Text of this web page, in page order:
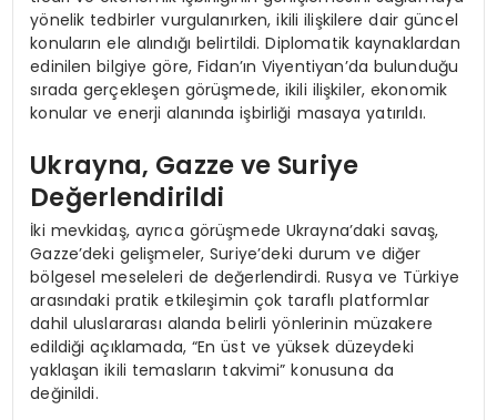
yönelik tedbirler vurgulanırken, ikili ilişkilere dair güncel
konuların ele alındığı belirtildi. Diplomatik kaynaklardan
edinilen bilgiye göre, Fidan’ın Viyentiyan’da bulunduğu
sırada gerçekleşen görüşmede, ikili ilişkiler, ekonomik
konular ve enerji alanında işbirliği masaya yatırıldı.
Ukrayna, Gazze ve Suriye
Değerlendirildi
İki mevkidaş, ayrıca görüşmede Ukrayna’daki savaş,
Gazze’deki gelişmeler, Suriye’deki durum ve diğer
bölgesel meseleleri de değerlendirdi. Rusya ve Türkiye
arasındaki pratik etkileşimin çok taraflı platformlar
dahil uluslararası alanda belirli yönlerinin müzakere
edildiği açıklamada, “En üst ve yüksek düzeydeki
yaklaşan ikili temasların takvimi” konusuna da
değinildi.